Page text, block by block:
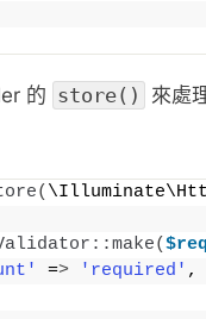
息
顯的 store() 來處
(
(
=> 'required' ,